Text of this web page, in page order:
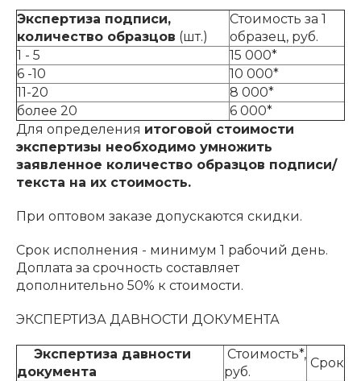
Экспертиза подписи,
количество образцов (шт.)
Стоимость за 1
образец, руб.
1 - 5
15 000*
6 -10
10 000*
11-20
8 000*
более 20
6 000*
Для определения итоговой стоимости
экспертизы необходимо умножить
заявленное количество образцов подписи/
текста на их стоимость.
При оптовом заказе допускаются скидки.
Срок исполнения - минимум 1 рабочий день.
Доплата за срочность составляет
дополнительно 50% к стоимости.
ЭКСПЕРТИЗА ДАВНОСТИ ДОКУМЕНТА
Экспертиза давности
документа
Стоимость*,
руб.
Срок